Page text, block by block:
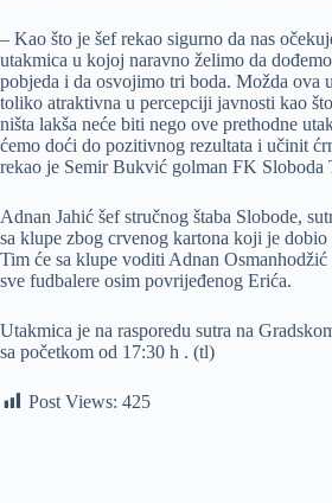
– Kao što je šef rekao sigurno da nas
utakmica u kojoj naravno želimo da
pobjeda i da osvojimo tri boda. Možda ova
toliko atraktivna u percepciji javnosti kao
ništa lakša neće biti nego ove prethodne
ćemo doći do pozitivnog rezultata i učinit
rekao je Semir Bukvić golman FK Sloboda
Adnan Jahić šef stručnog štaba Slobode,
sa klupe zbog crvenog kartona koji je
Tim će sa klupe voditi Adnan
sve fudbalere osim povrijeđenog Erića.
Utakmica je na rasporedu sutra na
sa početkom od 17:30 h . (tl)
Post Views: 425